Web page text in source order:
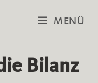
MENÜ
Bilanz